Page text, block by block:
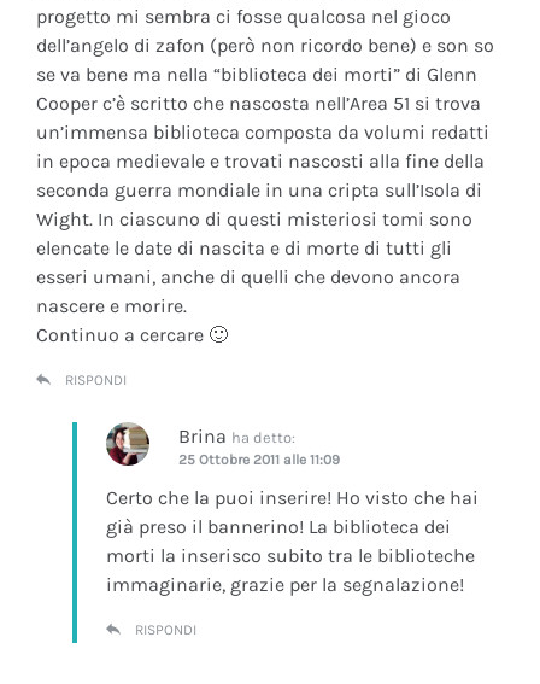
progetto mi sembra ci fosse qualcosa nel gioco
dell’angelo di zafon (però non ricordo bene) e son so
se va bene ma nella “biblioteca dei morti” di Glenn
Cooper c’è scritto che nascosta nell’Area 51 si trova
un’immensa biblioteca composta da volumi redatti
in epoca medievale e trovati nascosti alla fine della
seconda guerra mondiale in una cripta sull’Isola di
Wight. In ciascuno di questi misteriosi tomi sono
elencate le date di nascita e di morte di tutti gli
esseri umani, anche di quelli che devono ancora
nascere e morire.
Continuo a cercare 🙂
RISPONDI
Brina ha detto:
25 Ottobre 2011 alle 11:09
Certo che la puoi inserire! Ho visto che hai
già preso il bannerino! La biblioteca dei
morti la inserisco subito tra le biblioteche
immaginarie, grazie per la segnalazione!
RISPONDI